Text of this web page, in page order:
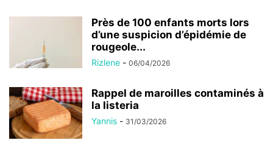
Près de 100 enfants morts lors
d’une suspicion d’épidémie de
rougeole...
Rizlene - 06/04/2026
Rappel de maroilles contaminés à
la listeria
Yannis - 31/03/2026